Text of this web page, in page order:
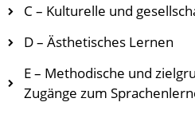
C – Kulturelle und
D – Ästhetisches Lernen
E – Methodische und
Zugänge zum